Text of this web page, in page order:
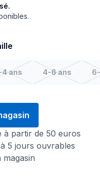
4 ans 4-6 ans
à partir de 50 euros
5 jours ouvrables